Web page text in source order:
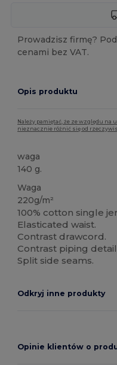
Prowadzisz firmę?
cenami bez VAT.
Opis produktu
Należy pamiętać, że ze względu
nieznacznie różnić się od
waga
140 g.
Waga
220g/m²
100% cotton single
Elasticated waist.
Contrast drawcord.
Contrast piping
Split side seams.
Odkryj inne produkty
Opinie klientów o